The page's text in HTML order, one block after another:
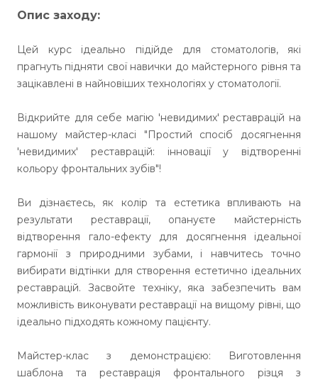
Опис заходу:
Цей курс ідеально підійде для стоматологів, які
прагнуть підняти свої навички до майстерного рівня та
зацікавлені в найновіших технологіях у стоматології.
Відкрийте для себе магію 'невидимих' реставрацій на
нашому майстер-класі "Простий спосіб досягнення
'невидимих' реставрацій: інновації у відтворенні
кольору фронтальних зубів"!
Ви дізнаєтесь, як колір та естетика впливають на
результати реставрації, опануєте майстерність
відтворення гало-ефекту для досягнення ідеальної
гармонії з природними зубами, і навчитесь точно
вибирати відтінки для створення естетично ідеальних
реставрацій. Засвойте техніку, яка забезпечить вам
можливість виконувати реставрації на вищому рівні, що
ідеально підходять кожному пацієнту.
Майстер-клас з демонстрацією: Виготовлення
шаблона та реставрація фронтального різця з